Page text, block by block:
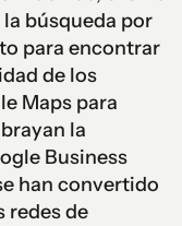
búsqueda por
para encontrar
de los
Maps para
la
Business
han convertido
redes de